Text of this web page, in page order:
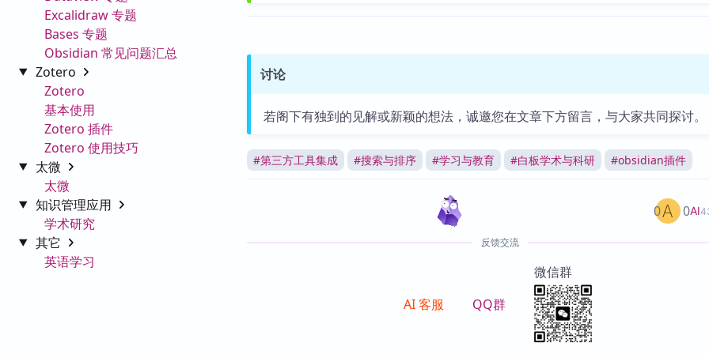
Excalidraw 专题
Bases 专题
Obsidian 常见问题汇总
Zotero
Zotero
基本使用
Zotero 插件
Zotero 使用技巧
太微
太微
知识管理应用
学术研究
其它
英语学习
讨论
若阁下有独到的见解或新颖的想法，诚邀您在文章下方留言，与大家共同探讨。
#第三方工具集成 #搜索与排序 #学习与教育 #白板学术与科研 #obsidian插件
AI
0 0
反馈交流
AI 客服 QQ群
微信群